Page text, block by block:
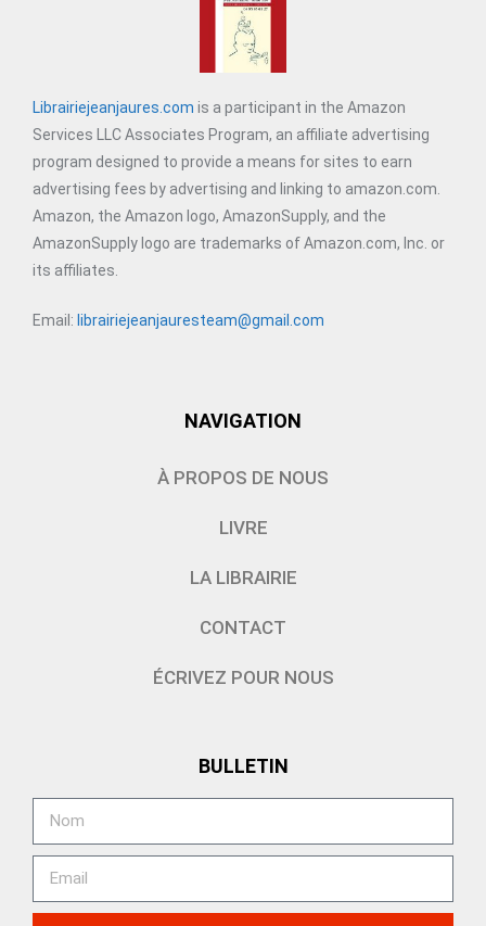
Librairiejeanjaures.com is a participant in the Amazon
Services LLC Associates Program, an affiliate advertising
program designed to provide a means for sites to earn
advertising fees by advertising and linking to amazon.com.
Amazon, the Amazon logo, AmazonSupply, and the
AmazonSupply logo are trademarks of Amazon.com, Inc. or
its affiliates.
Email: librairiejeanjauresteam@gmail.com
NAVIGATION
À PROPOS DE NOUS
LIVRE
LA LIBRAIRIE
CONTACT
ÉCRIVEZ POUR NOUS
BULLETIN